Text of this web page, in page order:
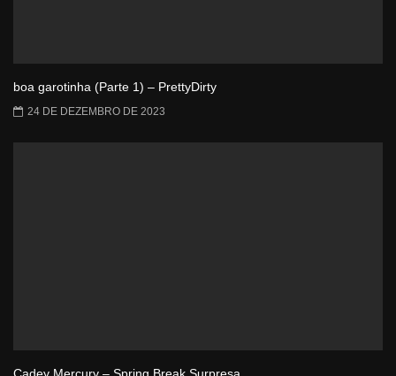
boa garotinha (Parte 1) – PrettyDirty
24 DE DEZEMBRO DE 2023
Cadey Mercury – Spring Break Surpresa